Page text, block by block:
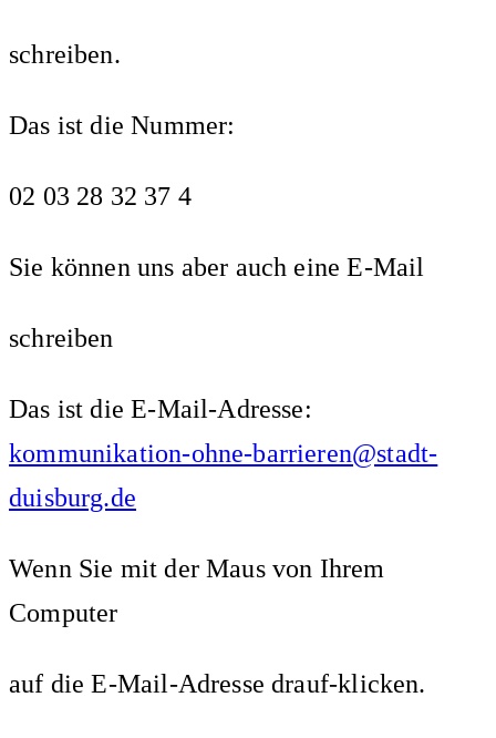
schreiben.
Das ist die Nummer:
02 03 28 32 37 4
Sie können uns aber auch eine E-Mail
schreiben
Das ist die E-Mail-Adresse:
kommunikation-ohne-barrieren@stadt-
duisburg.de
Wenn Sie mit der Maus von Ihrem
Computer
auf die E-Mail-Adresse drauf-klicken.